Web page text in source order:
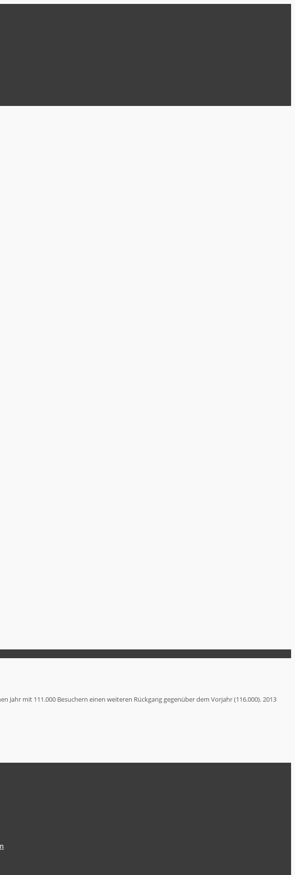
mit 111.000 Besuchern einen weiteren Rückgang gegenüber dem Vorjahr (116.000). 2013